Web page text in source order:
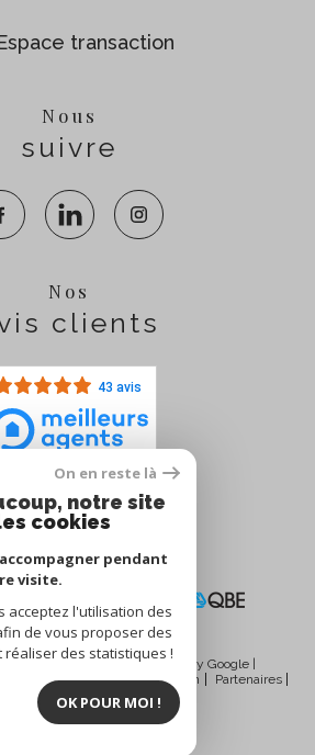
Espace transaction
Nous
suivre
Nos
clients
43 avis
Nous
réservés | Traduction powered by Google |
Mentions légales Admin
Partenaires
RGPD
Cookies
On en reste là
notre site
cookies
pendant
visite.
acceptez l'utilisation des
de vous proposer des
des statistiques !
OK POUR MOI !